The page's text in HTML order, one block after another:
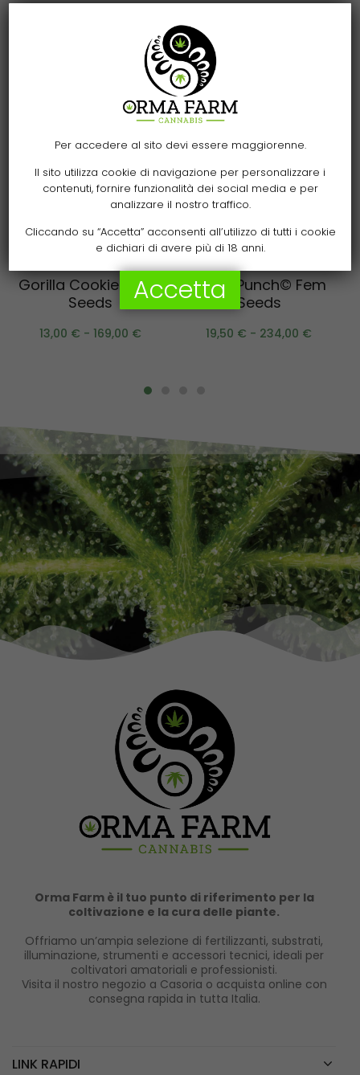
Scegli
Gorilla Cookies Fem
Seeds
13,00 € - 169,00 €
Scegli
Panty Punch© Fem
Seeds
19,50 € - 234,00 €
Orma Farm è il tuo punto di riferimento per la
coltivazione e la cura delle piante.
Offriamo un’ampia selezione di fertilizzanti, substrati,
illuminazione, strumenti e accessori tecnici, ideali per
coltivatori amatoriali e professionisti.
Visita il nostro negozio a Casoria o acquista online con
consegna rapida in tutta Italia.
LINK RAPIDI
Per accedere al sito devi essere maggiorenne.
Il sito utilizza cookie di navigazione per personalizzare i
contenuti, fornire funzionalità dei social media e per
analizzare il nostro traffico.
Cliccando su “Accetta” acconsenti all’utilizzo di tutti i cookie
e dichiari di avere più di 18 anni.
Accetta